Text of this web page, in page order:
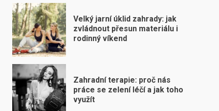
Velký jarní úklid zahrady: jak
zvládnout přesun materiálu i
rodinný víkend
Zahradní terapie: proč nás
práce se zelení léčí a jak toho
využít